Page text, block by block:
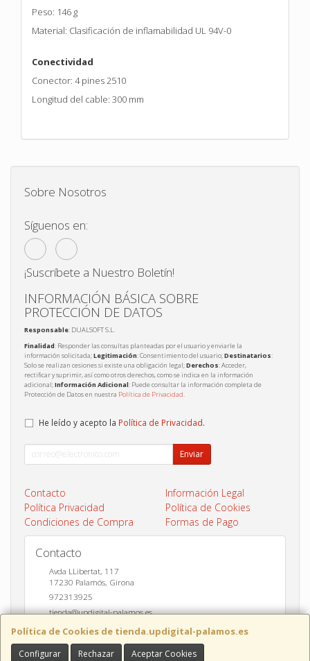
Peso: 146 g
Material: Clasificación de inflamabilidad UL 94V-0
Conectividad
Conector: 4 pines 2510
Longitud del cable: 300 mm
Política de Cookies de tienda.updigital-palamos.es
Configurar Rechazar Aceptar Cookies
Sobre Nosotros
Síguenos en:
¡Suscríbete a Nuestro Boletín!
INFORMACIÓN BÁSICA SOBRE
PROTECCIÓN DE DATOS
Responsable: DUALSOFT S.L.
Finalidad: Responder las consultas planteadas por el usuario y enviarle la
información solicitada;Legitimación: Consentimiento del usuario;Destinatarios:
Solo se realizan cesiones si existe una obligación legal;Derechos: Acceder,
rectificar y suprimir, así como otros derechos, como se indica en la información
adicional;Información Adicional: Puede consultar la información completa de
Protección de Datos en nuestra Política de Privacidad.
He leído y acepto la Política de Privacidad.
Enviar
Contacto
Información Legal
Política Privacidad
Política de Cookies
Condiciones de Compra
Formas de Pago
Contacto
Avda LLibertat, 117
17230 Palamós, Girona
972313925
tienda@updigital-palamos.es
Horario